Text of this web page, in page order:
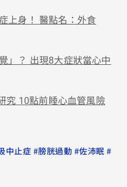
上身！ 醫點名：外食
」？ 出現8大症狀當心中
究 10點前睡心血管風險
中止症 #膀胱過動 #佐沛眠 #